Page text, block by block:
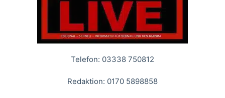
Telefon: 03338 750812
Redaktion: 0170 5898858